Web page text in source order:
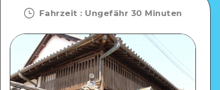
Fahrzeit : Ungefähr 30 Minuten